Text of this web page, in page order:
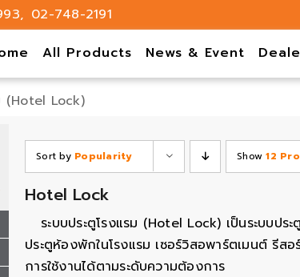
, 02-748-2191
All Products News & Event
(Hotel Lock)
Sort by Popularity Show12
Hotel Lock
ระบบประตูโรงแรม (Hotel Lock) เป็นระบบป
ประตูห้องพักในโรงแรม เซอร์วิสอพาร์ตเมนต์ รี
การใช้งานได้ตามระดับความต้องการ